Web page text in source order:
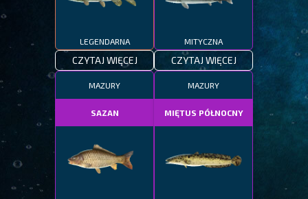
LEGENDARNA
CZYTAJ WIĘCEJ
MITYCZNA
CZYTAJ WIĘCEJ
MAZURY
SAZAN
MAZURY
MIĘTUS PÓŁNOCNY